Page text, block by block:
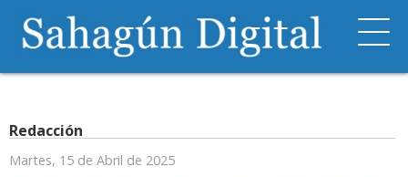
Redacción
Martes, 15 de Abril de 2025